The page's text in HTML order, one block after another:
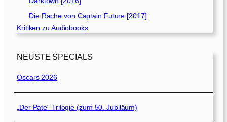
Die Rache von Captain Future [2017]
Kritiken zu Audiobooks
NEUSTE SPECIALS
Oscars 2026
„Der Pate“ Trilogie (zum 50. Jubiläum)